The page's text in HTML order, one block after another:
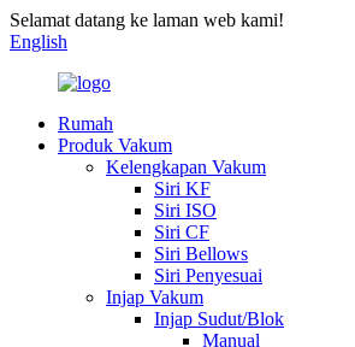
Selamat datang ke laman web kami!
English
Rumah
Produk Vakum
Kelengkapan Vakum
Siri KF
Siri ISO
Siri CF
Siri Bellows
Siri Penyesuai
Injap Vakum
Injap Sudut/Blok
Manual